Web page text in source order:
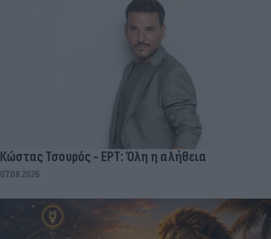
Κώστας Τσουρός - ΕΡΤ: Όλη η αλήθεια
07.08.2026